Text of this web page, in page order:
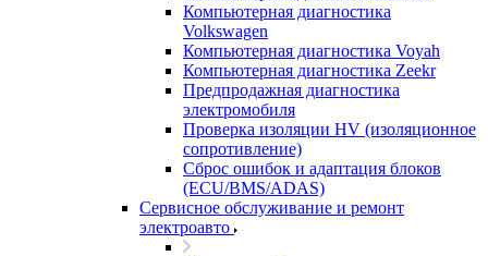
Компьютерная диагностика
Volkswagen
Компьютерная диагностика Voyah
Компьютерная диагностика Zeekr
Предпродажная диагностика
электромобиля
Проверка изоляции HV (изоляционное
сопротивление)
Сброс ошибок и адаптация блоков
(ECU/BMS/ADAS)
Сервисное обслуживание и ремонт
электроавто